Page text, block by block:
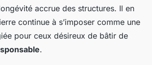
accrue des structures. Il en
continue à s’imposer comme une
pour ceux désireux de bâtir de
.